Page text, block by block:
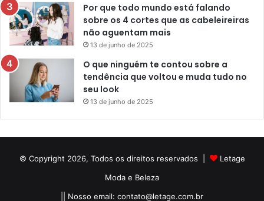
Por que todo mundo está falando
sobre os 4 cortes que as cabeleireiras
não aguentam mais
13 de junho de 2025
O que ninguém te contou sobre a
tendência que voltou e muda tudo no
seu look
13 de junho de 2025
© Copyright 2026, Todos os direitos reservados |
Letage
Moda e Beleza
|| Nosso email: contato@letage.com.br